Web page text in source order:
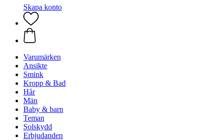
Skapa konto
Varumärken
Ansikte
Smink
Kropp & Bad
Hår
Män
Baby & barn
Teman
Solskydd
Erbjudanden